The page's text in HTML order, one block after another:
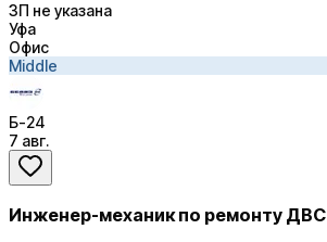
ЗП не указана
Уфа
Офис
Middle
Б-24
7 авг.
Инженер-механик по ремонту ДВС